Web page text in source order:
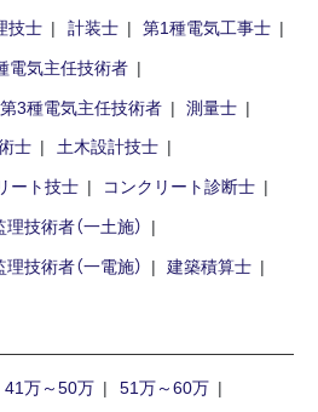
技士
計装士
第1種電気工事士
電気主任技術者
第3種電気主任技術者
測量士
士
土木設計技士
ート技士
コンクリート診断士
理技術者（一土施）
理技術者（一電施） 建築積算士
41万～50万
51万～60万